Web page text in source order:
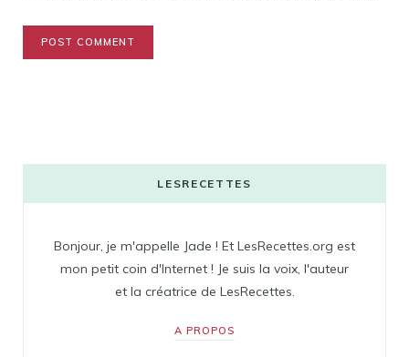
LESRECETTES
Bonjour, je m'appelle Jade ! Et LesRecettes.org est
mon petit coin d'Internet ! Je suis la voix, l'auteur
et la créatrice de LesRecettes.
A PROPOS